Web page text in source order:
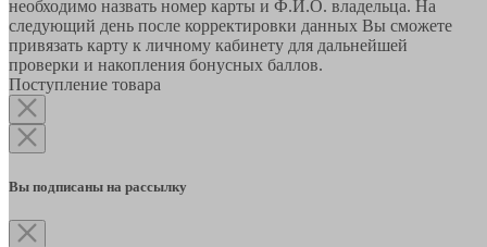
необходимо назвать номер карты и Ф.И.О. владельца. На
следующий день после корректировки данных Вы сможете
привязать карту к личному кабинету для дальнейшей
проверки и накопления бонусных баллов.
Поступление товара
Вы подписаны на рассылку